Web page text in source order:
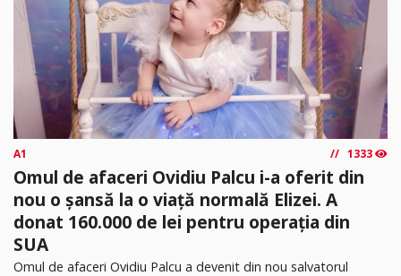
A1 1333
Omul de afaceri Ovidiu Palcu i-a oferit din
nou o șansă la o viață normală Elizei. A
donat 160.000 de lei pentru operația din
SUA
Omul de afaceri Ovidiu Palcu a devenit din nou salvatorul